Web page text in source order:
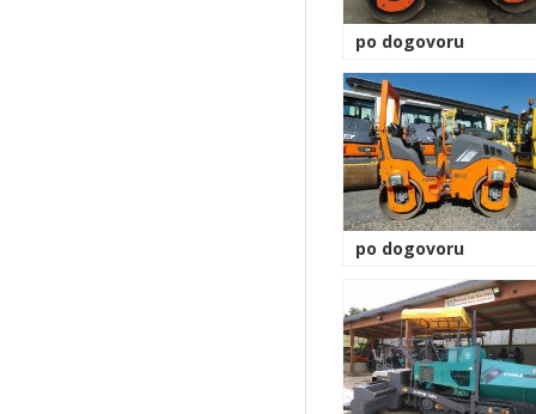
po dogovoru
po dogovoru